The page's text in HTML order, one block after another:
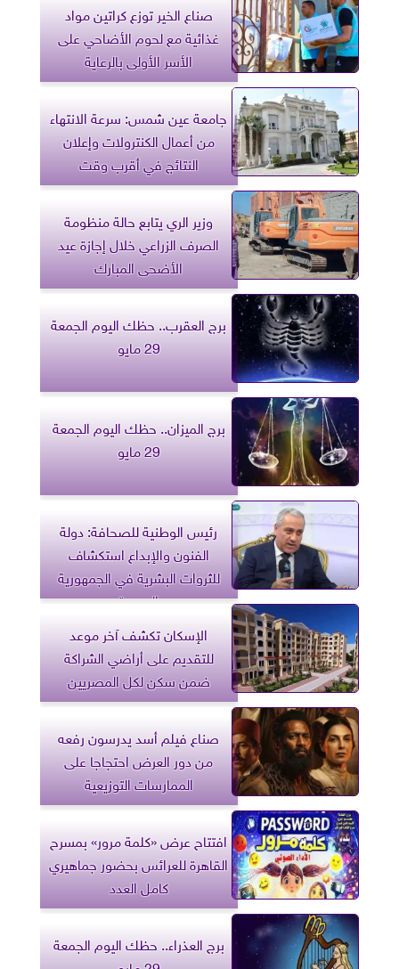
صناع الخير توزع كراتين مواد
غذائية مع لحوم الأضاحي على
الأسر الأولى بالرعاية
جامعة عين شمس: سرعة الانتهاء
من أعمال الكنترولات وإعلان
النتائج في أقرب وقت
وزير الري يتابع حالة منظومة
الصرف الزراعي خلال إجازة عيد
الأضحى المبارك
برج العقرب.. حظك اليوم الجمعة
29 مايو
برج الميزان.. حظك اليوم الجمعة
29 مايو
رئيس الوطنية للصحافة: دولة
الفنون والإبداع استكشاف
للثروات البشرية في الجمهورية
الجديدة
الإسكان تكشف آخر موعد
للتقديم على أراضي الشراكة
ضمن سكن لكل المصريين
صناع فيلم أسد يدرسون رفعه
من دور العرض احتجاجا على
الممارسات التوزيعية
افتتاح عرض «كلمة مرور» بمسرح
القاهرة للعرائس بحضور جماهيري
كامل العدد
برج العذراء.. حظك اليوم الجمعة